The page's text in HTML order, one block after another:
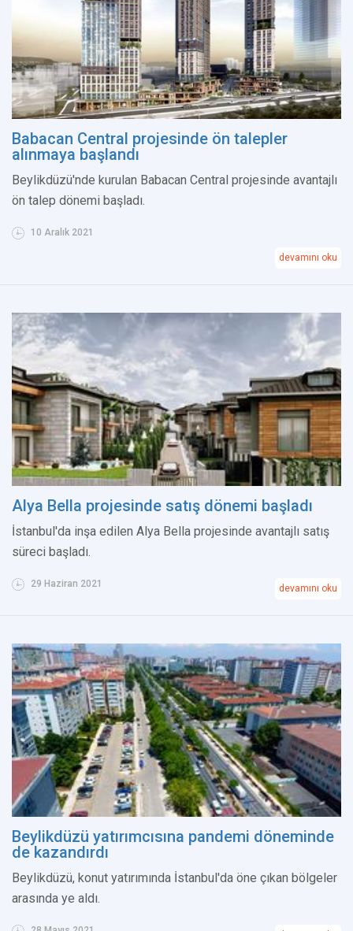
Babacan Central projesinde ön talepler
alınmaya başlandı
Beylikdüzü'nde kurulan Babacan Central projesinde avantajlı
ön talep dönemi başladı.
10 Aralık 2021
devamını oku
Alya Bella projesinde satış dönemi başladı
İstanbul'da inşa edilen Alya Bella projesinde avantajlı satış
süreci başladı.
29 Haziran 2021 devamını oku
Beylikdüzü yatırımcısına pandemi döneminde
de kazandırdı
Beylikdüzü, konut yatırımında İstanbul'da öne çıkan bölgeler
arasında ye aldı.